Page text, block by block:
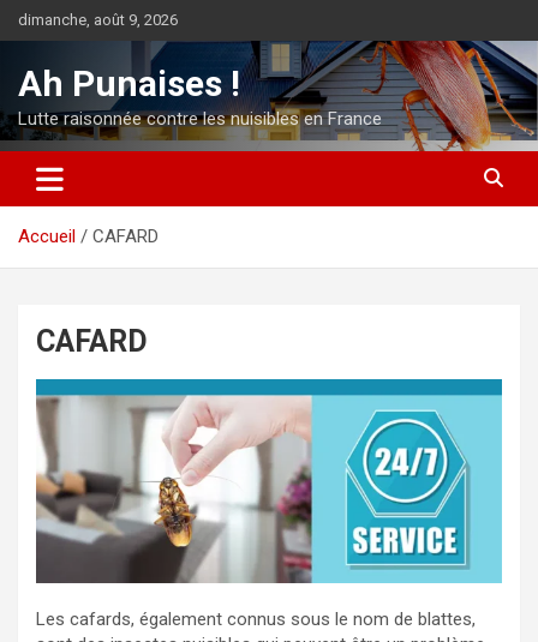
Aller
au
dimanche, août 9, 2026
Ah Punaises !
Lutte raisonnée contre les nuisibles en France
Accueil CAFARD
CAFARD
Les cafards, également connus sous le nom de blattes,